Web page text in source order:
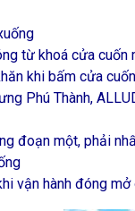
từ khoá cửa
khi bấm cửa
Phú Thành,
đoạn một, phải
vận hành đóng mở